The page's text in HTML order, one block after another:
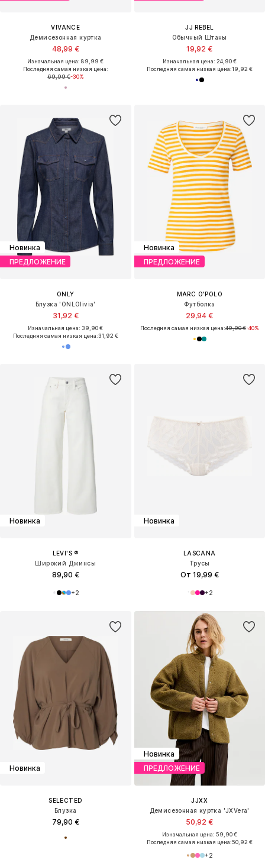
VIVANCE
Демисезонная куртка
48,99 €
Изначальная цена: 89,99 €
Последняя самая низкая цена:
69,99 €-30%
JJ REBEL
Обычный Штаны
19,92 €
Изначальная цена: 24,90 €
Последняя самая низкая цена:19,92 €
Новинка
ПРЕДЛОЖЕНИЕ
ONLY
Блузка 'ONLOlivia'
31,92 €
Изначальная цена: 39,90 €
Последняя самая низкая цена:31,92 €
Новинка
ПРЕДЛОЖЕНИЕ
MARC O'POLO
Футболка
29,94 €
Последняя самая низкая цена:49,90 €-40%
Новинка
LEVI'S ®
Широкий Джинсы
89,90 €
+2
Новинка
LASCANA
Трусы
От 19,99 €
+2
Новинка
SELECTED
Блузка
79,90 €
Новинка
ПРЕДЛОЖЕНИЕ
JJXX
Демисезонная куртка 'JXVera'
50,92 €
Изначальная цена: 59,90 €
Последняя самая низкая цена:50,92 €
+2